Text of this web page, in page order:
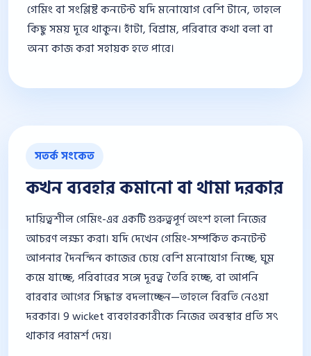
গেমিং বা সংশ্লিষ্ট কনটেন্ট যদি মনোযোগ বেশি টানে, তাহলে
কিছু সময় দূরে থাকুন। হাঁটা, বিশ্রাম, পরিবারে কথা বলা বা
অন্য কাজ করা সহায়ক হতে পারে।
সতর্ক সংকেত
কখন ব্যবহার কমানো বা থামা দরকার
দায়িত্বশীল গেমিং-এর একটি গুরুত্বপূর্ণ অংশ হলো নিজের
আচরণ লক্ষ্য করা। যদি দেখেন গেমিং-সম্পর্কিত কনটেন্ট
আপনার দৈনন্দিন কাজের চেয়ে বেশি মনোযোগ নিচ্ছে, ঘুম
কমে যাচ্ছে, পরিবারের সঙ্গে দূরত্ব তৈরি হচ্ছে, বা আপনি
বারবার আগের সিদ্ধান্ত বদলাচ্ছেন—তাহলে বিরতি নেওয়া
দরকার। 9 wicket ব্যবহারকারীকে নিজের অবস্থার প্রতি সৎ
থাকার পরামর্শ দেয়।